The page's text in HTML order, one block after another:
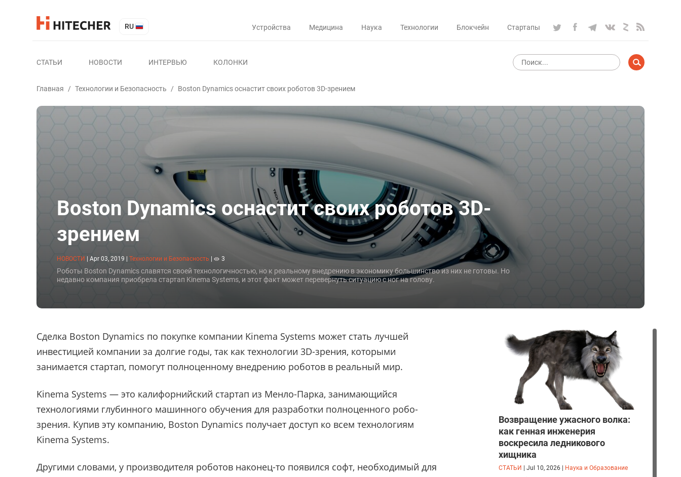
RU Устройства Медицина Наука Технологии Блокчейн Стартапы
СТАТЬИ НОВОСТИ ИНТЕРВЬЮ КОЛОНКИ
Главная / Технологии и Безопасность / Boston Dynamics оснастит своих роботов 3D-зрением
Boston Dynamics оснастит своих роботов 3D-
зрением
НОВОСТИ | Apr 03, 2019 Технологии и Безопасность 3
Роботы Boston Dynamics славятся своей технологичностью, но к реальному внедрению в экономику большинство из них не готовы. Но
недавно компания приобрела стартап Kinema Systems, и этот факт может перевернуть ситуацию с ног на голову.
Сделка Boston Dynamics по покупке компании Kinema Systems может стать лучшей
инвестицией компании за долгие годы, так как технологии 3D-зрения, которыми
занимается стартап, помогут полноценному внедрению роботов в реальный мир.
Kinema Systems — это калифорнийский стартап из Менло-Парка, занимающийся
технологиями глубинного машинного обучения для разработки полноценного робо-
зрения. Купив эту компанию, Boston Dynamics получает доступ ко всем технологиям
Kinema Systems.
Другими словами, у производителя роботов наконец-то появился софт, необходимый для
Возвращение ужасного волка:
как генная инженерия
воскресила ледникового
хищника
СТАТЬИ Jul 10, 2026 Наука и Образование